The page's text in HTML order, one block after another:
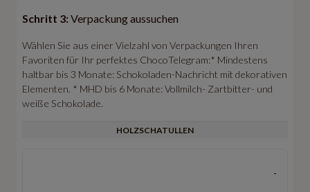
Schritt 3:Verpackung aussuchen
Wählen Sie aus einer Vielzahl von Verpackungen Ihren
Favoriten für Ihr perfektes ChocoTelegram:* Mindestens
haltbar bis 3 Monate: Schokoladen-Nachricht mit dekorativen
Elementen. * MHD bis 6 Monate: Vollmilch- Zartbitter- und
weiße Schokolade.
HOLZSCHATULLEN